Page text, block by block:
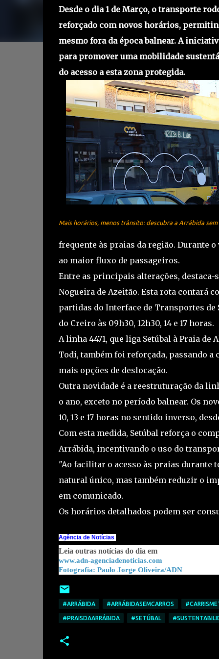
Desde o dia 1 de Março, o transporte
reforçado com novos horários,
mesmo fora da época balnear. A
para promover uma mobilidade
do acesso a esta zona protegida.
Mais horários, menos trânsito: descubra a Arrábida
frequente às praias da região. Durante
ao maior fluxo de passageiros.
Entre as principais alterações, destaca-
Nogueira de Azeitão. Esta rota contará
partidas do Interface de Transportes de
do Creiro às 09h30, 12h30, 14 e 17 horas.
A linha 4471, que liga Setúbal à Praia
Todi, também foi reforçada, passando a
mais opções de deslocação.
Outra novidade é a reestruturação da
o ano, exceto no período balnear. Os
10, 13 e 17 horas no sentido inverso,
Com esta medida, Setúbal reforça o
Arrábida, incentivando o uso do
"Ao facilitar o acesso às praias durante
natural único, mas também reduzir o
em comunicado.
Os horários detalhados podem ser
Agência de Notícias
Leia outras notícias do dia em
www.adn-agenciadenoticias.com
Fotografia: Paulo Jorge Oliveira/ADN
#ARRÁBIDA #ARRÁBIDASEMCARROS
#PRAISDAARRÁBIDA #SETÚBAL